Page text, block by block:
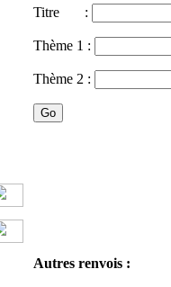
Titre :
Thème 1 :
Thème 2 :
Autres renvois :